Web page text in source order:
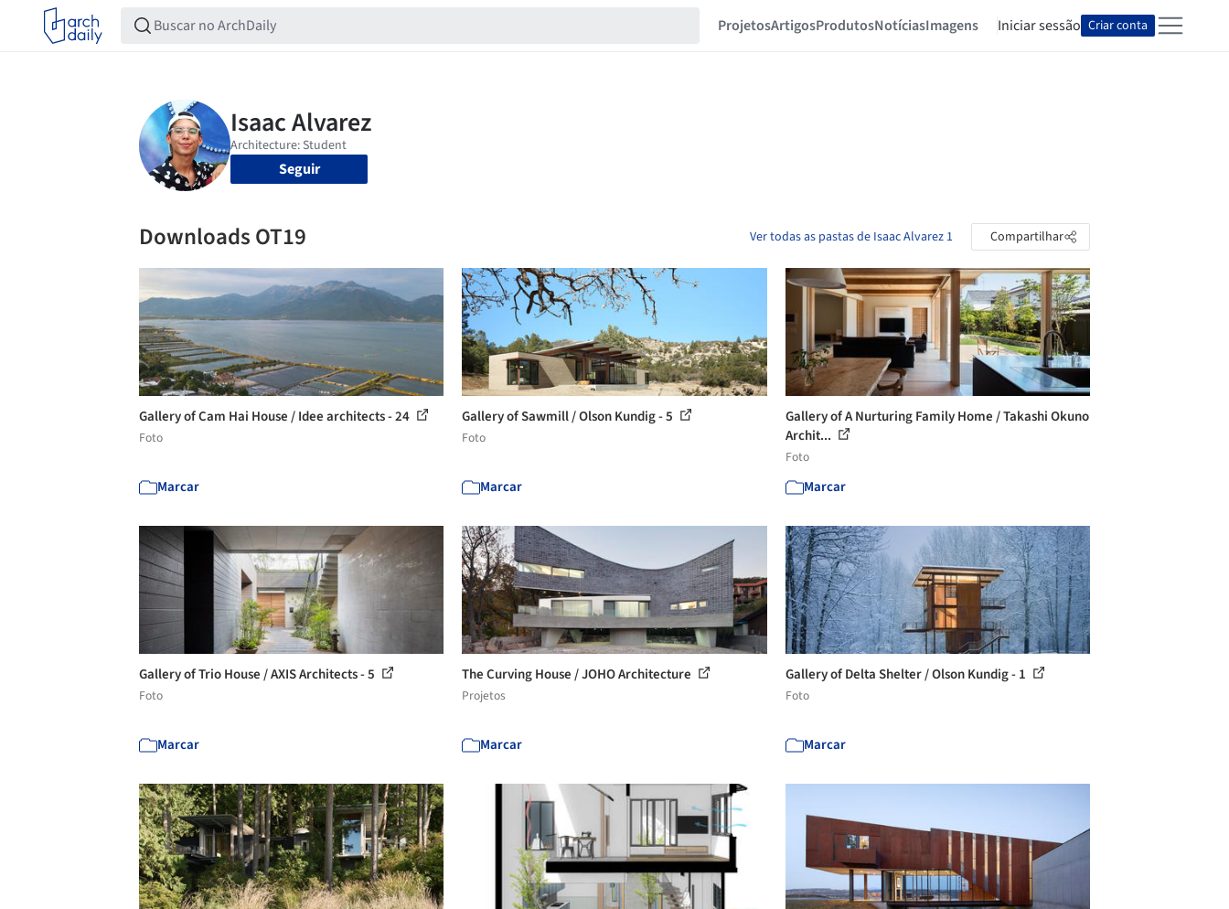
ProjetosArtigosProdutosNotíciasImagens Iniciar sessão Criar conta
Seguir
Downloads OT19 Ver todas as pastas de Isaac Alvarez 1 Compartilhar
Gallery of Cam Hai House / Idee architects - 24
Foto
Marcar
Gallery of Sawmill / Olson Kundig - 5
Foto
Marcar
Gallery of A Nurturing Family Home / Takashi Okuno
Archit...
Foto
Marcar
Gallery of Trio House / AXIS Architects - 5
Foto
Marcar
The Curving House / JOHO Architecture
Projetos
Marcar
Gallery of Delta Shelter / Olson Kundig - 1
Foto
Marcar